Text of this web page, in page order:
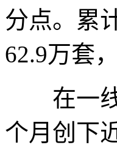
分点。累
62.9万套
在一线
个月创下